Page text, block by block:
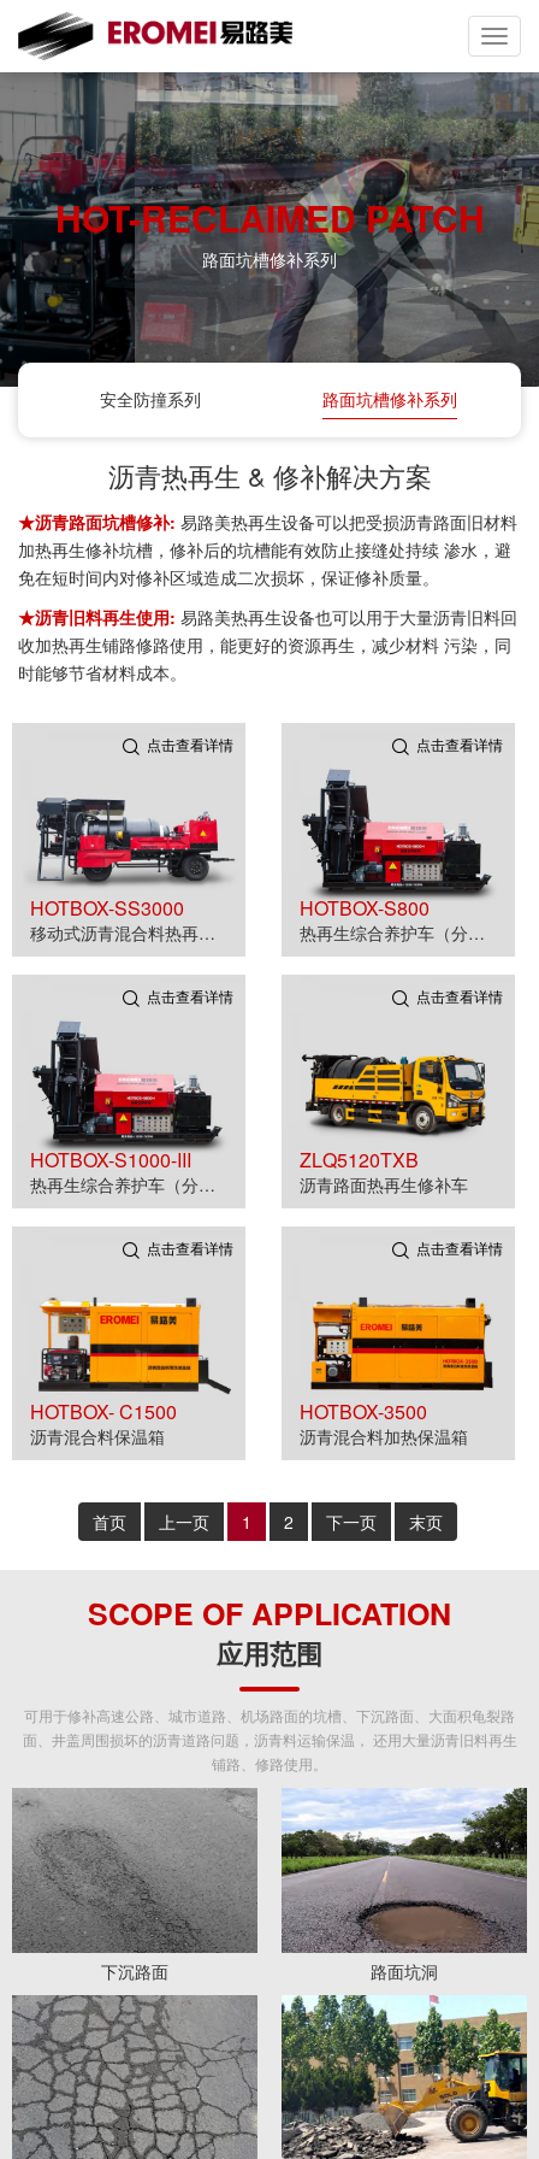
HOT-RECLAIMED PATCH
路面坑槽修补系列
安全防撞系列 路面坑槽修补系列
沥青热再生 & 修补解决方案
★沥青路面坑槽修补: 易路美热再生设备可以把受损沥青路面旧材料
加热再生修补坑槽，修补后的坑槽能有效防止接缝处持续 渗水，避
免在短时间内对修补区域造成二次损坏，保证修补质量。
★沥青旧料再生使用: 易路美热再生设备也可以用于大量沥青旧料回
收加热再生铺路修路使用，能更好的资源再生，减少材料 污染，同
时能够节省材料成本。
点击查看详情
HOTBOX-SS3000
移动式沥青混合料热再生机
点击查看详情
HOTBOX-S800
热再生综合养护车（分体式）
点击查看详情
HOTBOX-S1000-III
热再生综合养护车（分体车载式）
点击查看详情
ZLQ5120TXB
沥青路面热再生修补车
点击查看详情
HOTBOX- C1500
沥青混合料保温箱
点击查看详情
HOTBOX-3500
沥青混合料加热保温箱
首页 上一页 1 2 下一页 末页
SCOPE OF APPLICATION
应用范围
可用于修补高速公路、城市道路、机场路面的坑槽、下沉路面、大面积龟裂路
面、井盖周围损坏的沥青道路问题，沥青料运输保温， 还用大量沥青旧料再生
铺路、修路使用。
下沉路面 路面坑洞